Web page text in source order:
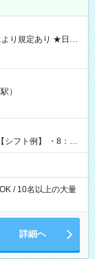
お仕事後はコ
試
）
/ 10名以上の大量
詳細へ